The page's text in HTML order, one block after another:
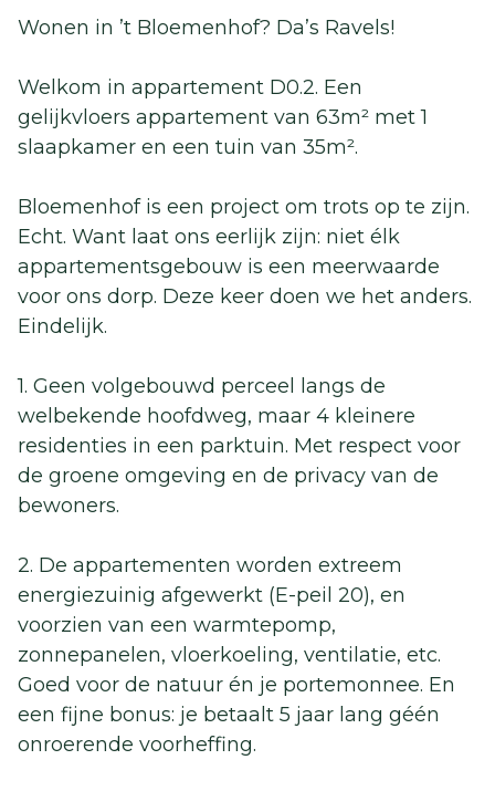
Wonen in ’t Bloemenhof? Da’s Ravels!
Welkom in appartement D0.2. Een
gelijkvloers appartement van 63m² met 1
slaapkamer en een tuin van 35m².
Bloemenhof is een project om trots op te zijn.
Echt. Want laat ons eerlijk zijn: niet élk
appartementsgebouw is een meerwaarde
voor ons dorp. Deze keer doen we het anders.
Eindelijk.
1. Geen volgebouwd perceel langs de
welbekende hoofdweg, maar 4 kleinere
residenties in een parktuin. Met respect voor
de groene omgeving en de privacy van de
bewoners.
2. De appartementen worden extreem
energiezuinig afgewerkt (E-peil 20), en
voorzien van een warmtepomp,
zonnepanelen, vloerkoeling, ventilatie, etc.
Goed voor de natuur én je portemonnee. En
een fijne bonus: je betaalt 5 jaar lang géén
onroerende voorheffing.